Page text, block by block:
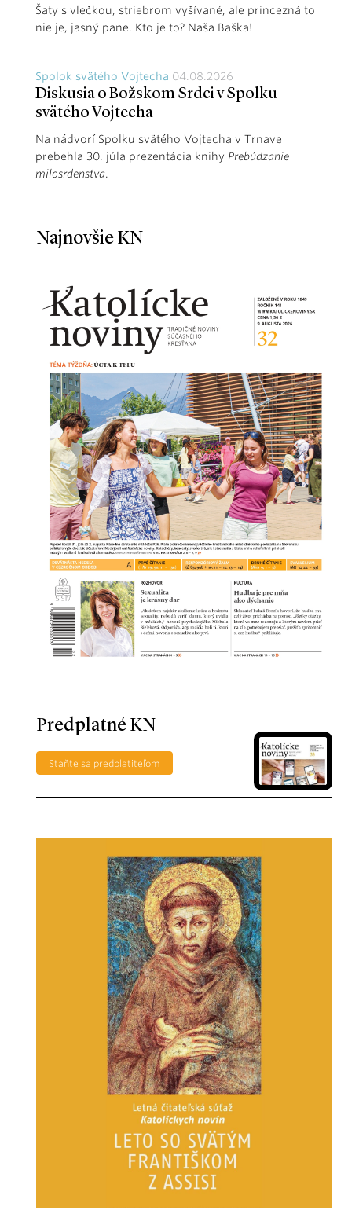
Šaty s vlečkou, striebrom vyšívané, ale princezná to
nie je, jasný pane. Kto je to? Naša Baška!
Spolok svätého Vojtecha 04.08.2026
Diskusia o Božskom Srdci v Spolku
svätého Vojtecha
Na nádvorí Spolku svätého Vojtecha v Trnave
prebehla 30. júla prezentácia knihy Prebúdzanie
milosrdenstva.
Najnovšie KN
Predplatné KN
Staňte sa predplatiteľom